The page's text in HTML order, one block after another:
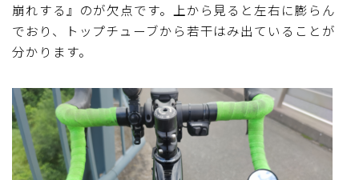
崩れする』のが欠点です。上から見ると左右に膨らん
でおり、トップチューブから若干はみ出ていることが
分かります。